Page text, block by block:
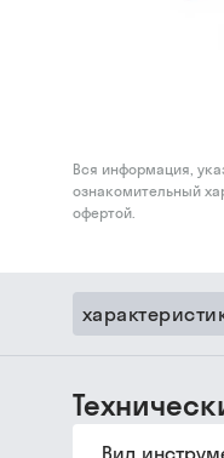
Вся информация,
ознакомительный
офертой.
Вид